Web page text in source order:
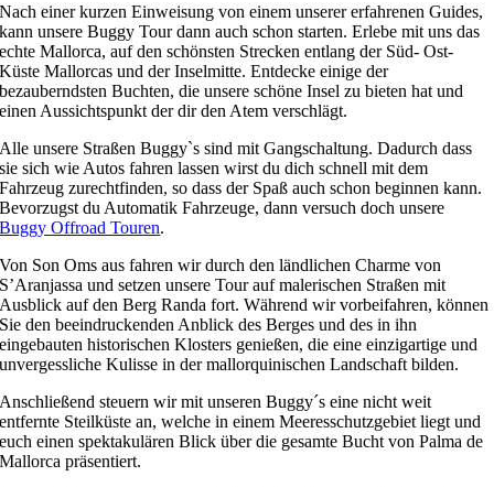
Nach einer kurzen Einweisung von einem unserer erfahrenen Guides,
kann unsere Buggy Tour dann auch schon starten. Erlebe mit uns das
echte Mallorca, auf den schönsten Strecken entlang der Süd- Ost-
Küste Mallorcas und der Inselmitte. Entdecke einige der
bezauberndsten Buchten, die unsere schöne Insel zu bieten hat und
einen Aussichtspunkt der dir den Atem verschlägt.
Alle unsere Straßen Buggy`s sind mit Gangschaltung. Dadurch dass
sie sich wie Autos fahren lassen wirst du dich schnell mit dem
Fahrzeug zurechtfinden, so dass der Spaß auch schon beginnen kann.
Bevorzugst du Automatik Fahrzeuge, dann versuch doch unsere
Buggy Offroad Touren.
Von Son Oms aus fahren wir durch den ländlichen Charme von
S’Aranjassa und setzen unsere Tour auf malerischen Straßen mit
Ausblick auf den Berg Randa fort. Während wir vorbeifahren, können
Sie den beeindruckenden Anblick des Berges und des in ihn
eingebauten historischen Klosters genießen, die eine einzigartige und
unvergessliche Kulisse in der mallorquinischen Landschaft bilden.
Anschließend steuern wir mit unseren Buggy´s eine nicht weit
entfernte Steilküste an, welche in einem Meeresschutzgebiet liegt und
euch einen spektakulären Blick über die gesamte Bucht von Palma de
Mallorca präsentiert.